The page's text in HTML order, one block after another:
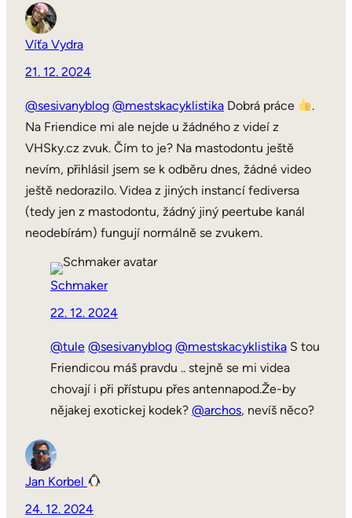
Víťa Vydra
21. 12. 2024
@sesivanyblog @mestskacyklistika Dobrá práce
.
Na Friendice mi ale nejde u žádného z videí z
VHSky.cz zvuk. Čím to je? Na mastodontu ještě
nevím, přihlásil jsem se k odběru dnes, žádné video
ještě nedorazilo. Videa z jiných instancí fediversa
(tedy jen z mastodontu, žádný jiný peertube kanál
neodebírám) fungují normálně se zvukem.
Schmaker
22. 12. 2024
@tule @sesivanyblog @mestskacyklistika S tou
Friendicou máš pravdu .. stejně se mi videa
chovají i při přístupu přes antennapod.Že-by
nějakej exotickej kodek? @archos, nevíš něco?
Jan Korbel
24. 12. 2024